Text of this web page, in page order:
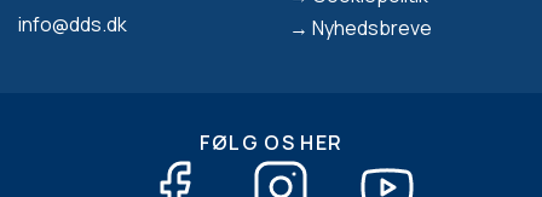
info@dds.dk
Nyhedsbreve
FØLG OS HER